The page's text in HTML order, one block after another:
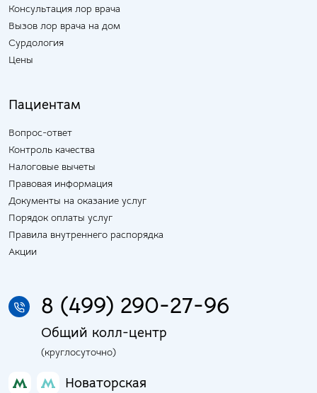
Консультация лор врача
Вызов лор врача на дом
Сурдология
Цены
Пациентам
Вопрос-ответ
Контроль качества
Налоговые вычеты
Правовая информация
Документы на оказание услуг
Порядок оплаты услуг
Правила внутреннего распорядка
Акции
8 (499) 290-27-96
Общий колл-центр
(круглосуточно)
Новаторская